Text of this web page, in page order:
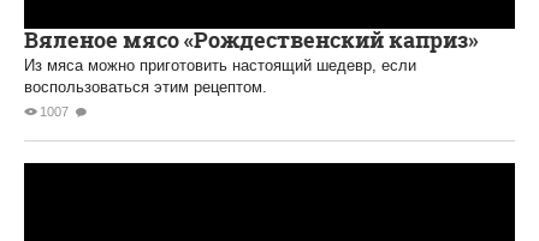
Вяленое мясо «Рождественский каприз»
Из мяса можно приготовить настоящий шедевр, если
воспользоваться этим рецептом.
1007